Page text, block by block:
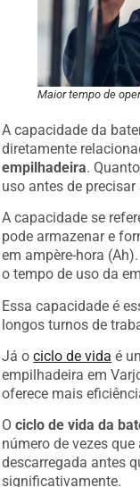
Maior tempo de
A capacidade da
diretamente
empilhadeira .
uso antes de precisar
A capacidade se
pode armazenar e
em ampère-hora
o tempo de uso da
Essa capacidade é
longos turnos de
Já ociclo de vida é
empilhadeira em
oferece mais
Ociclo de vida da
número de vezes
descarregada antes
significativamente.